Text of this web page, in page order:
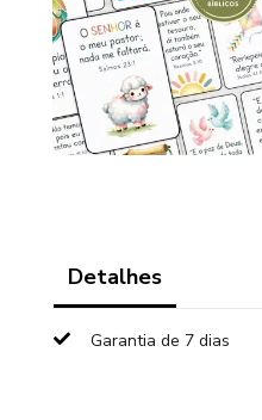
Detalhes
Garantia de 7 dias